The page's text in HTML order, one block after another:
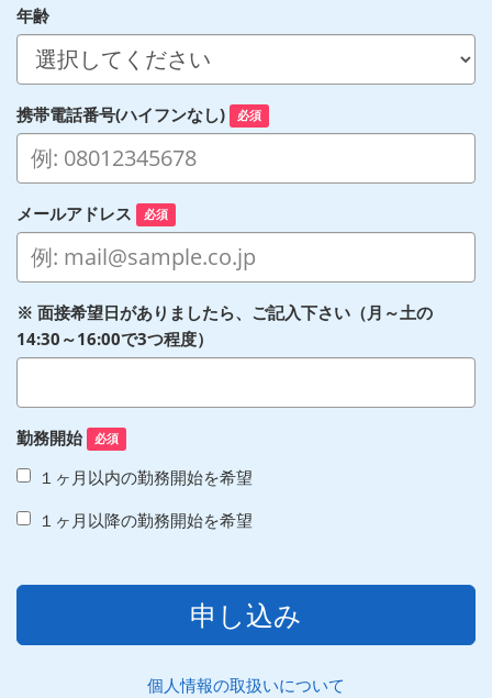
年齢
携帯電話番号(ハイフンなし) 必須
メールアドレス 必須
※ 面接希望日がありましたら、ご記入下さい（月～土の
14:30～16:00で3つ程度）
勤務開始 必須
１ヶ月以内の勤務開始を希望
１ヶ月以降の勤務開始を希望
申し込み
個人情報の取扱いについて